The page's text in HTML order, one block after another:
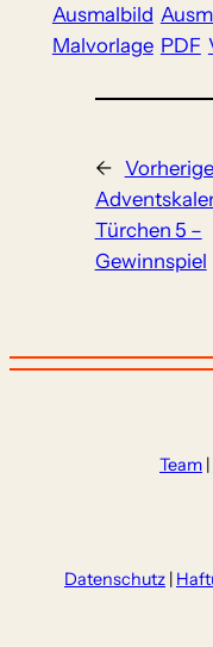
Ausmalbild
Malvorlage PDF
←
Türchen 5 –
Gewinnspiel
Team
Datenschutz